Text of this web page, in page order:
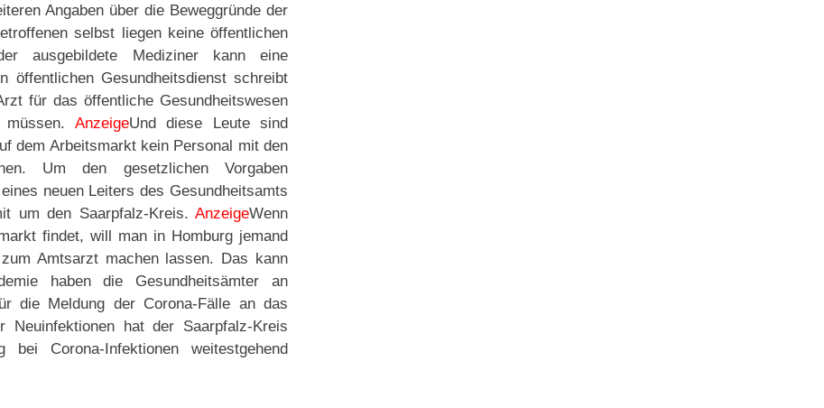
Angaben über die Beweggründe der
selbst liegen keine öffentlichen
ausgebildete Mediziner kann eine
öffentlichen Gesundheitsdienst schreibt
für das öffentliche Gesundheitswesen
müssen. AnzeigeUnd diese Leute sind
dem Arbeitsmarkt kein Personal mit den
Um den gesetzlichen Vorgaben
neuen Leiters des Gesundheitsamts
um den Saarpfalz-Kreis. AnzeigeWenn
findet, will man in Homburg jemand
Amtsarzt machen lassen. Das kann
haben die Gesundheitsämter an
die Meldung der Corona-Fälle an das
Neuinfektionen hat der Saarpfalz-Kreis
Corona-Infektionen weitestgehend